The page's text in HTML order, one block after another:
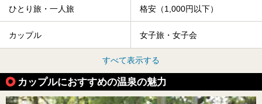
ひとり旅・一人旅 格安（1,000円以下）
カップル 女子旅・女子会
すべて表示する
カップルにおすすめの温泉の魅力